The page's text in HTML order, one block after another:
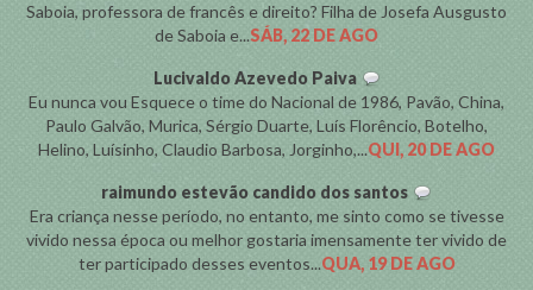
Saboia, professora de francês e direito? Filha de Josefa Ausgusto
de Saboia e...SÁB, 22 DE AGO
Lucivaldo Azevedo Paiva
Eu nunca vou Esquece o time do Nacional de 1986, Pavão, China,
Paulo Galvão, Murica, Sérgio Duarte, Luís Florêncio, Botelho,
Helino, Luísinho, Claudio Barbosa, Jorginho,...QUI, 20 DE AGO
raimundo estevão candido dos santos
Era criança nesse período, no entanto, me sinto como se tivesse
vivido nessa época ou melhor gostaria imensamente ter vivido de
ter participado desses eventos...QUA, 19 DE AGO